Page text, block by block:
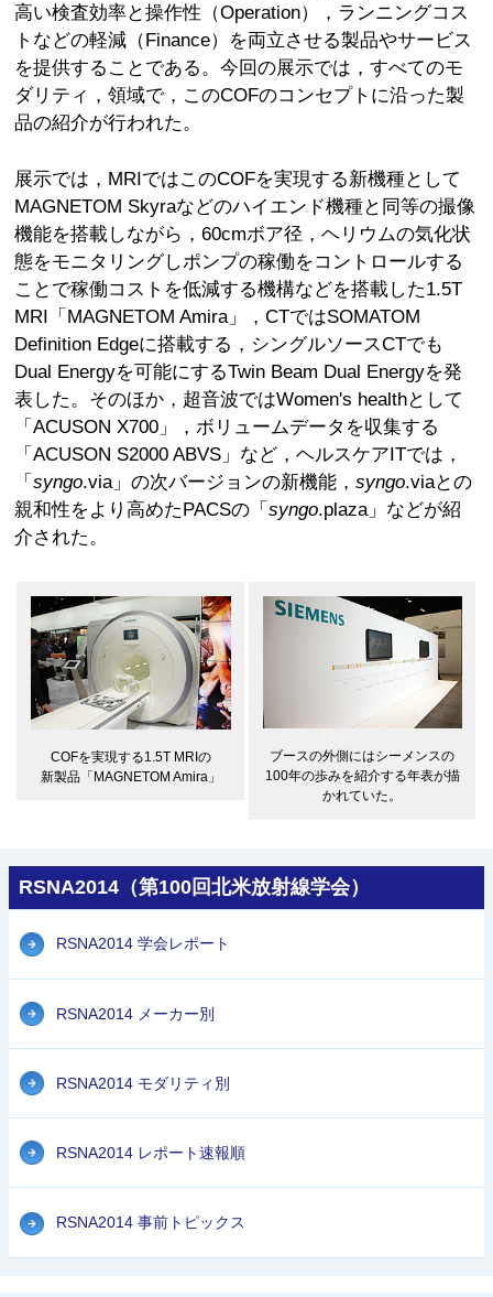
高い検査効率と操作性（Operation），ランニングコス
トなどの軽減（Finance）を両立させる製品やサービス
を提供することである。今回の展示では，すべてのモ
ダリティ，領域で，このCOFのコンセプトに沿った製
品の紹介が行われた。
展示では，MRIではこのCOFを実現する新機種として
MAGNETOM Skyraなどのハイエンド機種と同等の撮像
機能を搭載しながら，60cmボア径，ヘリウムの気化状
態をモニタリングしポンプの稼働をコントロールする
ことで稼働コストを低減する機構などを搭載した1.5T
MRI「MAGNETOM Amira」，CTではSOMATOM
Definition Edgeに搭載する，シングルソースCTでも
Dual Energyを可能にするTwin Beam Dual Energyを発
表した。そのほか，超音波ではWomen's healthとして
「ACUSON X700」，ボリュームデータを収集する
「ACUSON S2000 ABVS」など，ヘルスケアITでは，
「syngo.via」の次バージョンの新機能，syngo.viaとの
親和性をより高めたPACSの「syngo.plaza」などが紹
介された。
COFを実現する1.5T MRIの
新製品「MAGNETOM Amira」
ブースの外側にはシーメンスの
100年の歩みを紹介する年表が描
かれていた。
RSNA2014（第100回北米放射線学会）
RSNA2014 学会レポート
RSNA2014 メーカー別
RSNA2014 モダリティ別
RSNA2014 レポート速報順
RSNA2014 事前トピックス